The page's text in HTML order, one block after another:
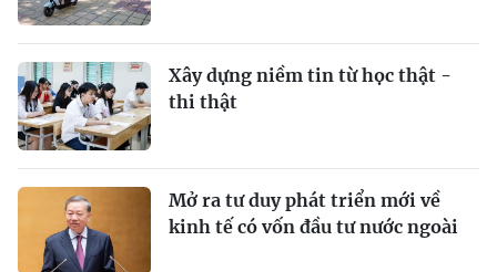
Xây dựng niềm tin từ học thật -
thi thật
Mở ra tư duy phát triển mới về
kinh tế có vốn đầu tư nước ngoài